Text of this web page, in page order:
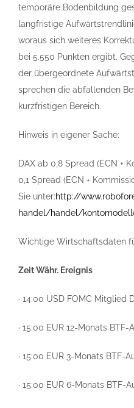
temporäre Bodenbildung
langfristige
woraus sich weiteres
bei 5.550 Punkten ergibt.
der übergeordnete
sprechen die abfallenden
kurzfristigen Bereich.
Hinweis in eigener Sache:
DAX ab 0,8 Spread (ECN +
0,1 Spread (ECN +
Sie unter:http://
handel/handel/
Wichtige Wirtschaftsdaten
Zeit Währ. Ereignis
· 14:00 USD FOMC Mitglied
· 15:00 EUR 12-Monats
· 15:00 EUR 3-Monats BTF-
· 15:00 EUR 6-Monats BTF-